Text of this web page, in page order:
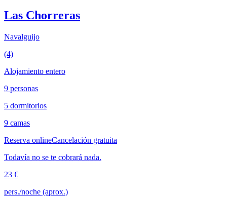
Las Chorreras
Navalguijo
(4)
Alojamiento entero
9 personas
5 dormitorios
9 camas
Reserva onlineCancelación gratuita
Todavía no se te cobrará nada.
23 €
pers./noche (aprox.)